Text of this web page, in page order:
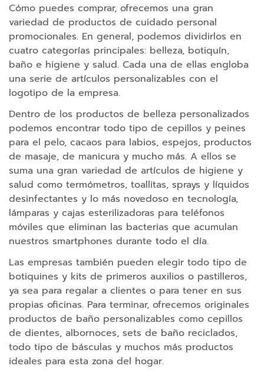
I
n
a
l
á
m
b
r
i
c
o
s
C
o
r
d
n
e
s
p
a
r
a
m
Cómo puedes comprar, ofrecemos una gran
variedad de productos de cuidado personal
promocionales. En general, podemos dividirlos en
cuatro categorías principales: belleza, botiquín,
baño e higiene y salud. Cada una de ellas engloba
una serie de artículos personalizables con el
logotipo de la empresa.
Dentro de los productos de belleza personalizados
podemos encontrar todo tipo de cepillos y peines
para el pelo, cacaos para labios, espejos, productos
de masaje, de manicura y mucho más. A ellos se
suma una gran variedad de artículos de higiene y
salud como termómetros, toallitas, sprays y líquidos
desinfectantes y lo más novedoso en tecnología,
lámparas y cajas esterilizadoras para teléfonos
móviles que eliminan las bacterias que acumulan
nuestros smartphones durante todo el día.
Las empresas también pueden elegir todo tipo de
botiquines y kits de primeros auxilios o pastilleros,
ya sea para regalar a clientes o para tener en sus
propias oficinas. Para terminar, ofrecemos originales
productos de baño personalizables como cepillos
de dientes, albornoces, sets de baño reciclados,
todo tipo de básculas y muchos más productos
ideales para esta zona del hogar.